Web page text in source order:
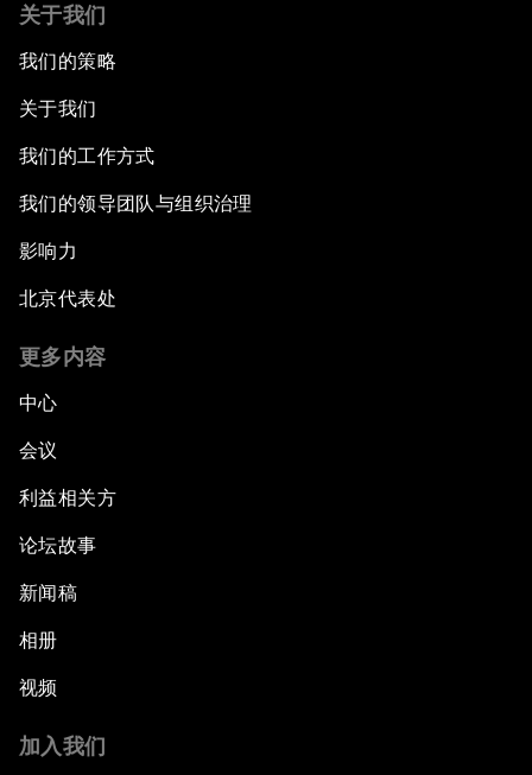
关于我们
我们的策略
关于我们
我们的工作方式
我们的领导团队与组织治理
影响力
北京代表处
更多内容
中心
会议
利益相关方
论坛故事
新闻稿
相册
视频
加入我们